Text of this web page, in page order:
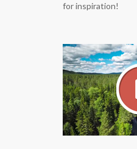
for inspiration!